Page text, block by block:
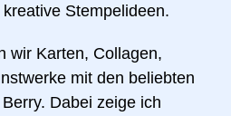
Stempelideen.
wir Karten, Collagen,
mit den beliebten
Dabei zeige ich